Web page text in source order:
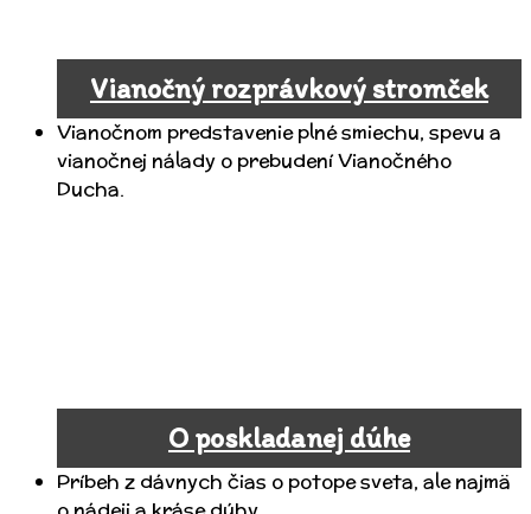
Vianočný rozprávkový stromček
Vianočnom predstavenie plné smiechu, spevu a
vianočnej nálady o prebudení Vianočného
Ducha.
O poskladanej dúhe
Príbeh z dávnych čias o potope sveta, ale najmä